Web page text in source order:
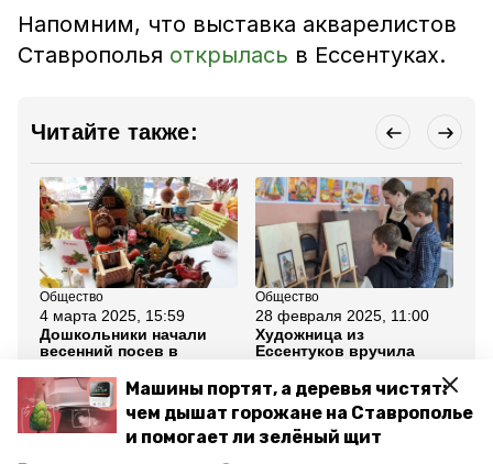
Машины портят, а деревья чистят:
чем дышат горожане на Ставрополье
и помогает ли зелёный щит
Напомним, что выставка акварелистов
Ставрополья открылась в Ессентуках.
Читайте также:
Общество
4 марта 2025, 15:59
Дошкольники начали
весенний посев в
Общество
28 февраля 2025, 11:00
Художница из
Ессентуков вручила
героев
Все новости